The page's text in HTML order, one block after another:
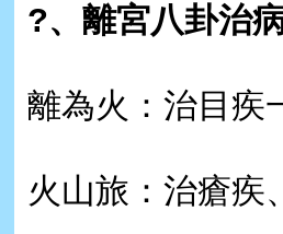
?、離宮八卦治
離為火：治目疾
火山旅：治瘡疾